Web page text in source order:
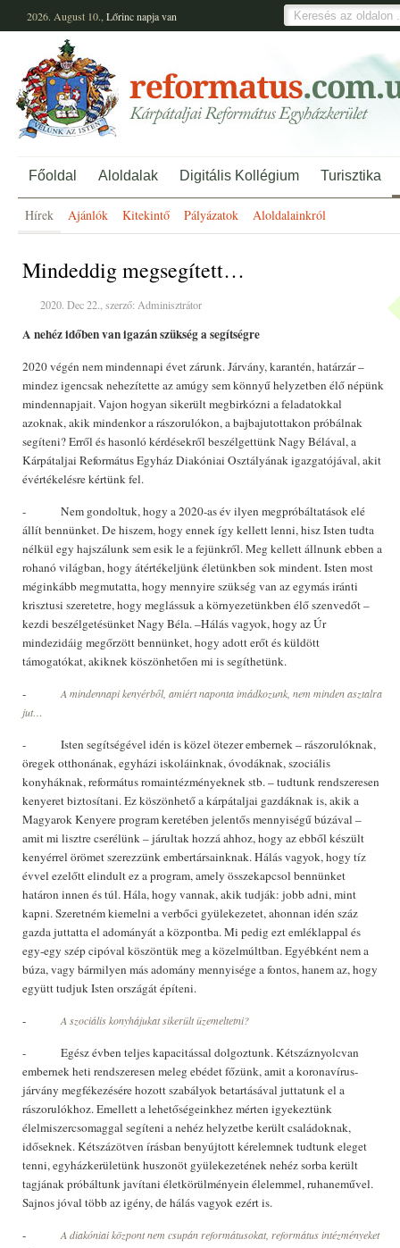
2026. August 10., Lőrincnapja van
Főoldal Aloldalak Digitális Kollégium Turisztika
Hírek Ajánlók Kitekintő Pályázatok Aloldalainkról
Mindeddig megsegített…
2020. Dec 22., szerző: Adminisztrátor
A nehéz időben van igazán szükség a segítségre
2020 végén nem mindennapi évet zárunk. Járvány, karantén, határzár –
mindez igencsak nehezítette az amúgy sem könnyű helyzetben élő népünk
mindennapjait. Vajon hogyan sikerült megbirkózni a feladatokkal
azoknak, akik mindenkor a rászorulókon, a bajbajutottakon próbálnak
segíteni? Erről és hasonló kérdésekről beszélgettünk Nagy Bélával, a
Kárpátaljai Református Egyház Diakóniai Osztályának igazgatójával, akit
évértékelésre kértünk fel.
- Nem gondoltuk, hogy a 2020-as év ilyen megpróbáltatások elé
állít bennünket. De hiszem, hogy ennek így kellett lenni, hisz Isten tudta
nélkül egy hajszálunk sem esik le a fejünkről. Meg kellett állnunk ebben a
rohanó világban, hogy átértékeljünk életünkben sok mindent. Isten most
méginkább megmutatta, hogy mennyire szükség van az egymás iránti
krisztusi szeretetre, hogy meglássuk a környezetünkben élő szenvedőt –
kezdi beszélgetésünket Nagy Béla. –Hálás vagyok, hogy az Úr
mindezidáig megőrzött bennünket, hogy adott erőt és küldött
támogatókat, akiknek köszönhetően mi is segíthetünk.
-
A mindennapi kenyérből, amiért naponta imádkozunk, nem minden asztalra
jut…
- Isten segítségével idén is közel ötezer embernek – rászorulóknak,
öregek otthonának, egyházi iskoláinknak, óvodáknak, szociális
konyháknak, református romaintézményeknek stb. – tudtunk rendszeresen
kenyeret biztosítani. Ez köszönhető a kárpátaljai gazdáknak is, akik a
Magyarok Kenyere program keretében jelentős mennyiségű búzával –
amit mi lisztre cserélünk – járultak hozzá ahhoz, hogy az ebből készült
kenyérrel örömet szerezzünk embertársainknak. Hálás vagyok, hogy tíz
évvel ezelőtt elindult ez a program, amely összekapcsol bennünket
határon innen és túl. Hála, hogy vannak, akik tudják: jobb adni, mint
kapni. Szeretném kiemelni a verbőci gyülekezetet, ahonnan idén száz
gazda juttatta el adományát a központba. Mi pedig ezt emléklappal és
egy-egy szép cipóval köszöntük meg a közelmúltban. Egyébként nem a
búza, vagy bármilyen más adomány mennyisége a fontos, hanem az, hogy
együtt tudjuk Isten országát építeni.
-
A szociális konyhájukat sikerült üzemeltetni?
- Egész évben teljes kapacitással dolgoztunk. Kétszáznyolcvan
embernek heti rendszeresen meleg ebédet főzünk, amit a koronavírus-
járvány megfékezésére hozott szabályok betartásával juttatunk el a
rászorulókhoz. Emellett a lehetőségeinkhez mérten igyekeztünk
élelmiszercsomaggal segíteni a nehéz helyzetbe került családoknak,
időseknek. Kétszázötven írásban benyújtott kérelemnek tudtunk eleget
tenni, egyházkerületünk huszonöt gyülekezetének nehéz sorba került
tagjának próbáltunk javítani életkörülményein élelemmel, ruhaneművel.
Sajnos jóval több az igény, de hálás vagyok ezért is.
-
A diakóniai központ nem csupán reformátusokat, református intézményeket